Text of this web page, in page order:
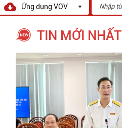
Ứng dụng VOV
TIN MỚI NHẤT